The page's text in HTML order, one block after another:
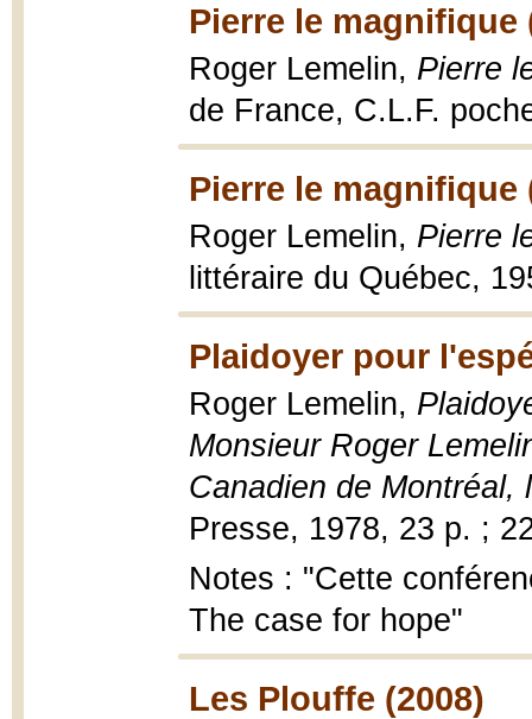
Pierre le magnifique
Roger Lemelin, Pierre
de France, C.L.F.
Pierre le magnifique
Roger Lemelin, Pierre
littéraire du Québec,
Plaidoyer pour
Roger Lemelin,
Monsieur Roger
Canadien de Montréal,
Presse, 1978, 23 p. ;
Notes : "Cette
The case for hope"
Les Plouffe (2008)